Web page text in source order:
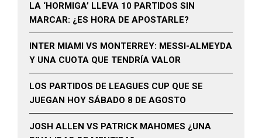
LA ‘HORMIGA’ LLEVA 10 PARTIDOS SIN
MARCAR: ¿ES HORA DE APOSTARLE?
INTER MIAMI VS MONTERREY: MESSI-ALMEYDA
Y UNA CUOTA QUE TENDRÍA VALOR
LOS PARTIDOS DE LEAGUES CUP QUE SE
JUEGAN HOY SÁBADO 8 DE AGOSTO
JOSH ALLEN VS PATRICK MAHOMES ¿UNA